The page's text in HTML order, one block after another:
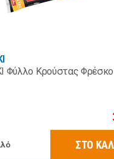
Φύλλο Κρούστας
ΣΤΟ